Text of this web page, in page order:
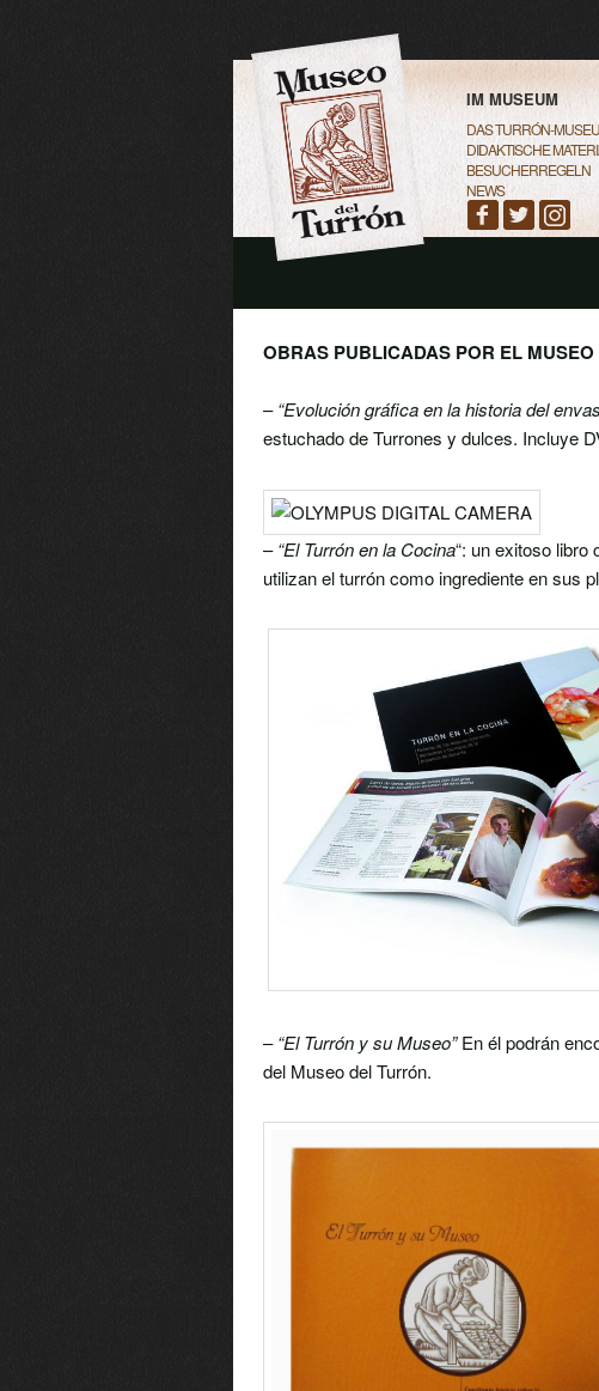
MAIN MENU
SKIP TO
SKIP TO
IM MUSEUM
DAS TURRÓN-
DIDAKTISCHE
BESUCHERREGELN
NEWS
OBRAS PUBLICADAS POR EL
–“Evolución gráfica en la historia del
estuchado de Turrones y dulces. Incluye
–“El Turrón en la Cocina“: un exitoso
utilizan el turrón como ingrediente en sus
–“El Turrón y su Museo”En él podrán
del Museo del Turrón.